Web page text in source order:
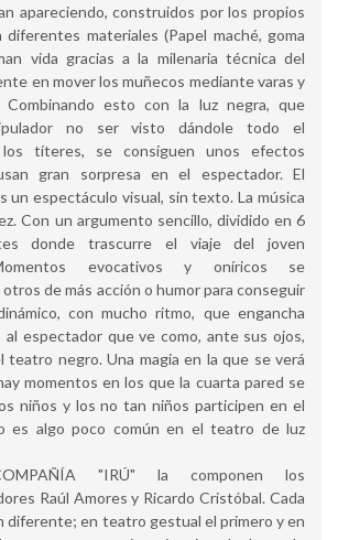
apareciendo, construidos por los propios
diferentes materiales (Papel maché, goma
vida gracias a la milenaria técnica del
en mover los muñecos mediante varas y
Combinando esto con la luz negra, que
no ser visto dándole todo el
los títeres, se consiguen unos efectos
gran sorpresa en el espectador. El
un espectáculo visual, sin texto. La música
Con un argumento sencillo, dividido en 6
donde trascurre el viaje del joven
evocativos y oníricos se
de más acción o humor para conseguir
con mucho ritmo, que engancha
al espectador que ve como, ante sus ojos,
teatro negro. Una magia en la que se verá
momentos en los que la cuarta pared se
niños y los no tan niños participen en el
es algo poco común en el teatro de luz
"IRÚ" la componen los
Raúl Amores y Ricardo Cristóbal. Cada
diferente; en teatro gestual el primero y en